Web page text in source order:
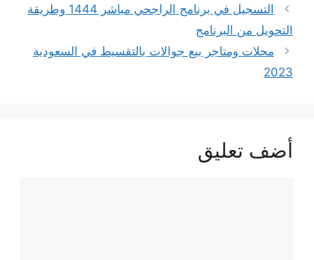
التسجيل في برنامج الراجحي مباشر 1444 وطريقة
التحويل من البرنامج
محلات ومتاجر بيع جوالات بالتقسيط في السعودية
2023
أضف تعليق